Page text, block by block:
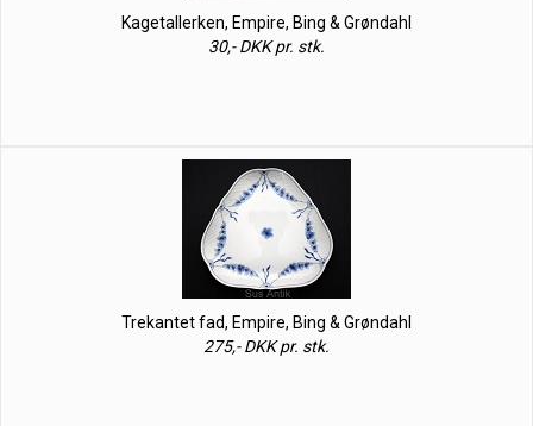
Kagetallerken, Empire, Bing & Grøndahl
30,- DKK pr. stk.
Trekantet fad, Empire, Bing & Grøndahl
275,- DKK pr. stk.